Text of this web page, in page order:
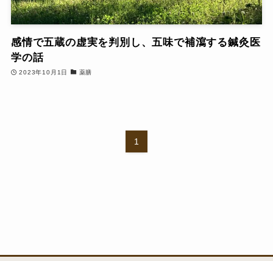
感情で五蔵の虚実を判別し、五味で補瀉する鍼灸医
学の話
2023年10月1日 薬膳
1